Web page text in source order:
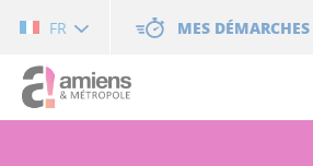
FR MES DÉMARCHES